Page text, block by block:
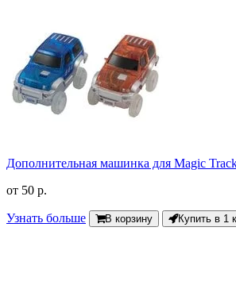
Дополнительная машинка для Magic
от 50 р.
Узнать больше В корзину Купить в 1